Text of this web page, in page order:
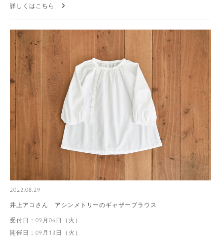
詳しくはこちら
2022.08.29
井上アコさん アシンメトリーのギャザーブラウス
受付日：09月06日（火）
開催日：09月13日（火）